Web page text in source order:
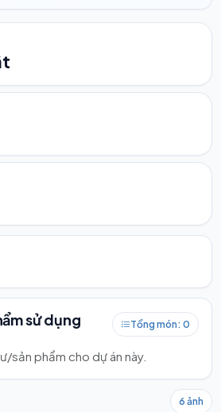
sử dụng Tổng món: 0
sản phẩm cho dự án này.
6 ảnh